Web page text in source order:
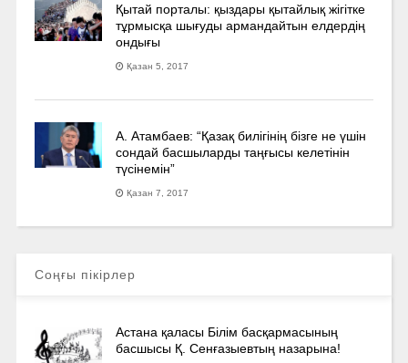
Қытай порталы: қыздары қытайлық жігітке
тұрмысқа шығуды армандайтын елдердің
ондығы
Қазан 5, 2017
А. Атамбаев: “Қазақ билігінің бізге не үшін
сондай басшыларды таңғысы келетінін
түсінемін”
Қазан 7, 2017
Соңғы пікірлер
Астана қаласы Білім басқармасының
басшысы Қ. Сенғазыевтың назарына!